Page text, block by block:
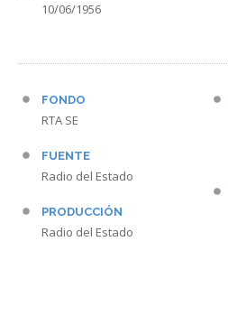
10/06/1956
FONDO
RTA SE
FUENTE
Radio del Estado
PRODUCCIÓN
Radio del Estado